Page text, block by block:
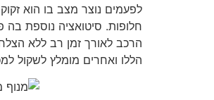
לפעמים נוצר מצב בו הוא
חלופות. סיטואציה נוספת
הרכב לאורך זמן רב ללא
הללו ואחרים מומלץ לשקול